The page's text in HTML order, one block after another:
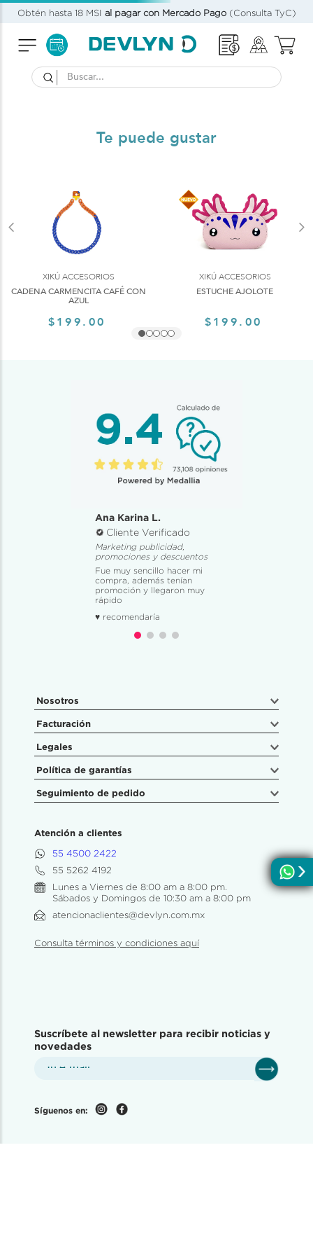
Obtén hasta 18 MSI al pagar con Mercado Pago(Consulta TyC)
Buscar...
Te puede gustar
XIKÚ ACCESORIOS
CADENA CARMENCITA CAFÉ CON
AZUL
$199.00
XIKÚ ACCESORIOS
ESTUCHE AJOLOTE
$199.00
Ana Karina L.
Cliente Verificado
Marketing publicidad,
promociones y descuentos
Fue muy sencillo hacer mi
compra, además tenían
promoción y llegaron muy
rápido
♥ recomendaría
Nosotros
Facturación
Legales
Política de garantías
Seguimiento de pedido
Atención a clientes
55 4500 2422
55 5262 4192
Lunes a Viernes de 8:00 am a 8:00 pm.
Sábados y Domingos de 10:30 am a 8:00 pm
atencionaclientes@devlyn.com.mx
Consulta términos y condiciones aquí
Suscríbete al newsletter para recibir noticias y
novedades
Síguenos en: